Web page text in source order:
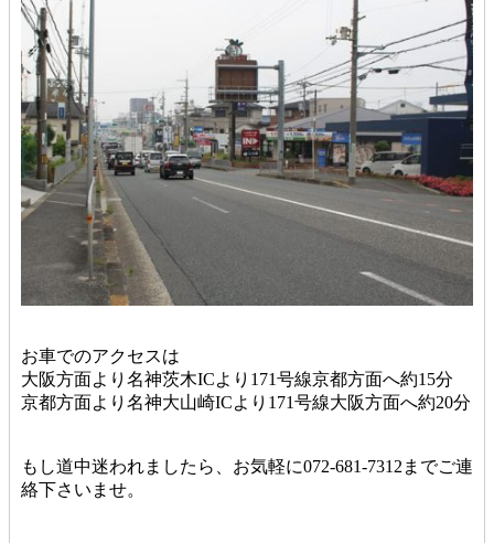
お車でのアクセスは
大阪方面より名神茨木ICより171号線京都方面へ約15分
京都方面より名神大山崎ICより171号線大阪方面へ約20分
もし道中迷われましたら、お気軽に072-681-7312までご連
絡下さいませ。